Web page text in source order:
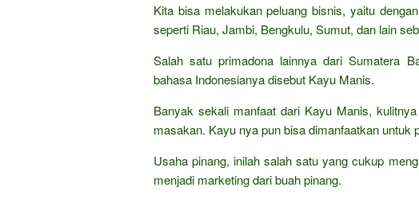
Kita bisa melakukan peluang bisnis, yaitu
seperti Riau, Jambi, Bengkulu, Sumut, dan lain
Salah satu primadona lainnya dari Sumatera
bahasa Indonesianya disebut Kayu Manis.
Banyak sekali manfaat dari Kayu Manis,
masakan. Kayu nya pun bisa dimanfaatkan untuk
Usaha pinang, inilah salah satu yang cukup
menjadi marketing dari buah pinang.